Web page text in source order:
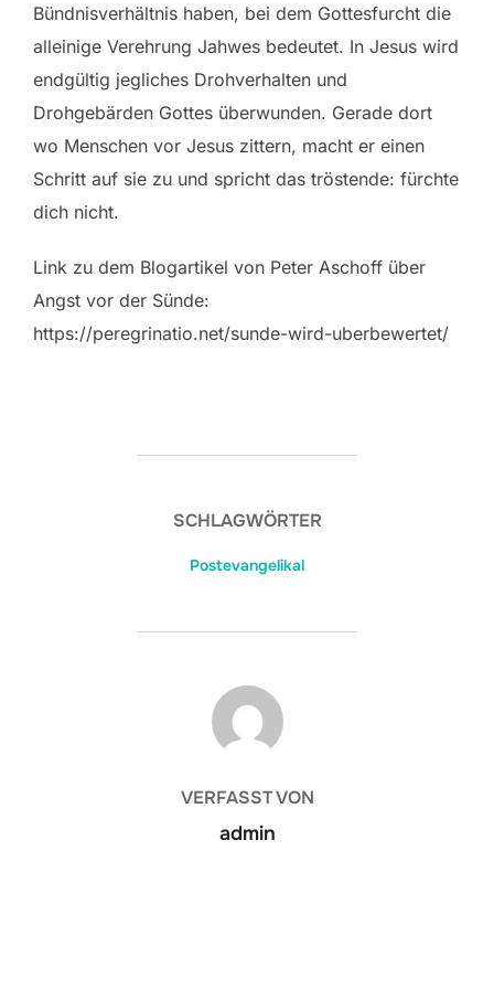
Bündnisverhältnis haben, bei dem Gottesfurcht die
alleinige Verehrung Jahwes bedeutet. In Jesus wird
endgültig jegliches Drohverhalten und
Drohgebärden Gottes überwunden. Gerade dort
wo Menschen vor Jesus zittern, macht er einen
Schritt auf sie zu und spricht das tröstende: fürchte
dich nicht.
Link zu dem Blogartikel von Peter Aschoff über
Angst vor der Sünde:
https://peregrinatio.net/sunde-wird-uberbewertet/
SCHLAGWÖRTER
Postevangelikal
BEITRAGSAUTOR
VERFASST VON
admin